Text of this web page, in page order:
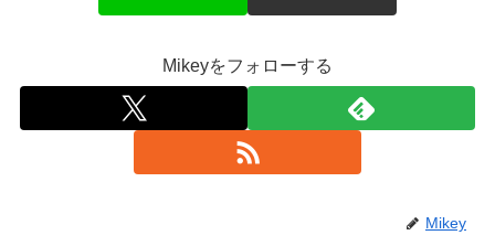
Mikeyをフォローする
Mikey